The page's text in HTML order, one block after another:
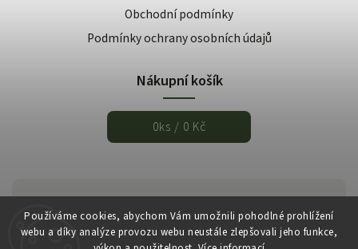
Používáme cookies, abychom Vám umožnili pohodlné prohlížení
webu a díky analýze provozu webu neustále zlepšovali jeho funkce,
Obchodní podmínky
Podmínky ochrany osobních údajů
Nákupní košík
0ks / 0 Kč